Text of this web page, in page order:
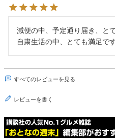
減便の中、予定通り届き、と
自粛生活の中、とても満足です
すべてのレビューを見る
レビューを書く